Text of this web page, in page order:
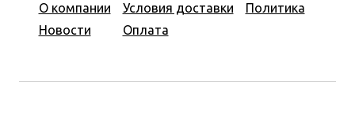
О компании
Новости
Условия доставки
Оплата
Политика